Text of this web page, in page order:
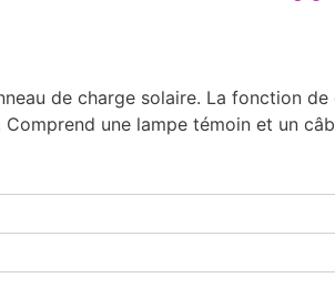
de charge solaire. La fonction
une lampe témoin et un